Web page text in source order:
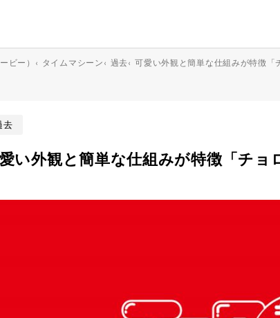
ビー） ‹ タイムマシーン ‹ 過去‹可愛い外観と簡単な仕組みが特徴「
去
い外観と簡単な仕組みが特徴「チョ